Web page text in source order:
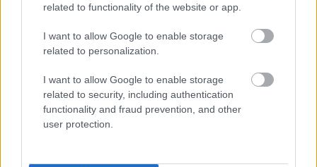
related to functionality of the website or app.
I want to allow Google to enable storage
related to personalization.
I want to allow Google to enable storage
related to security, including authentication
functionality and fraud prevention, and other
user protection.
Ezek is érdekelhetnek
A való világban is akad szerelem, így találhatsz rá a
legkönnyebben